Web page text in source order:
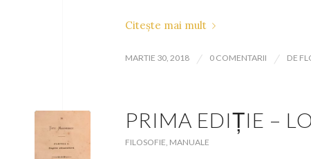
Citește mai mult
MARTIE 30, 2018 / 0 COMENTARII / DE
PRIMA EDIŢIE –
FILOSOFIE, MANUALE